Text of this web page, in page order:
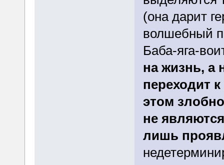
(она дарит
волшебный
Баба-яга-
на жизнь, а
переходит
этом
не
лишь